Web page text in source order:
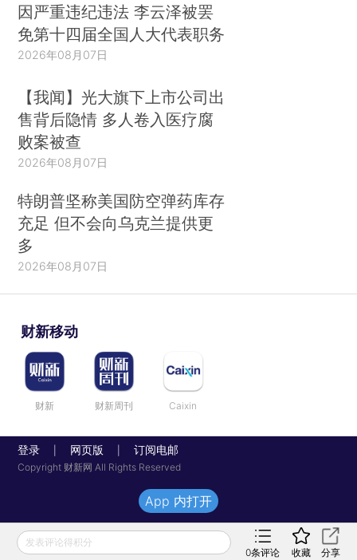
因严重违纪违法 李云泽被罢
免第十四届全国人大代表职务
2026年08月07日
【我闻】光大旗下上市公司出
售背后隐情 多人卷入医疗腐
败案被查
2026年08月07日
特朗普坚称美国防空弹药库存
充足 但不会向乌克兰提供更
多
2026年08月07日
财新移动
财新 财新周刊 Caixin
登录 网页版 订阅电邮
Copyright 财新网 All Rights Reserved
发表评论得积分
0条评论 收藏 分享
App 内打开